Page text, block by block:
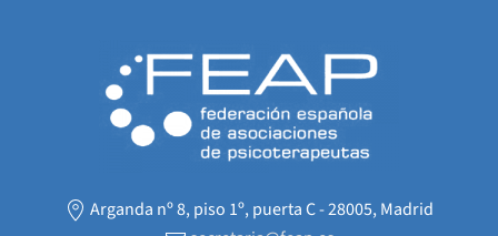
Arganda nº 8, piso 1º, puerta C - 28005, Madrid